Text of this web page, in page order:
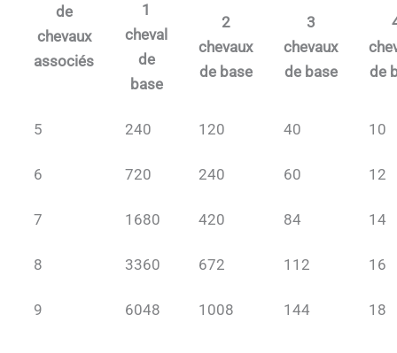
de
chevaux
associés
1
cheval
de
base
2
chevaux
de base
3
chevaux
de base
de
5 240 120 40 10
6 720 240 60 12
7 1680 420 84 14
8 3360 672 112 16
9 6048 1008 144 18